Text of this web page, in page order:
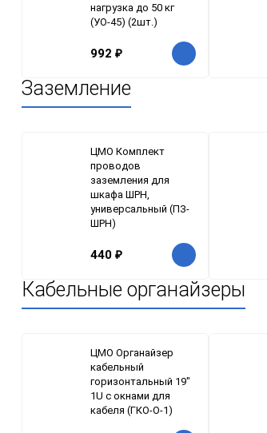
нагрузка до 50 кг
(УО-45) (2шт.)
992 ₽
Заземление
ЦМО Комплект
проводов
заземления для
шкафа ШРН,
универсальный (ПЗ-
ШРН)
440 ₽
Кабельные органайзеры
ЦМО Органайзер
кабельный
горизонтальный 19"
1U с окнами для
кабеля (ГКО-О-1)